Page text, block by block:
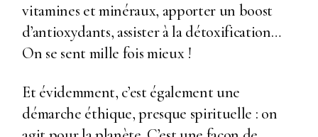
vitamines et minéraux, apporter un boost
d’antioxydants, assister à la détoxification…
On se sent mille fois mieux !
Et évidemment, c’est également une
démarche éthique, presque spirituelle : on